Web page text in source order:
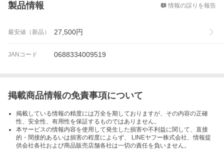
製品情報 情報の誤りを報告
最安値（新品） 27,500円
JANコード 0688334009519
掲載商品情報の免責事項について
掲載している情報の精度には万全を期しておりますが、その内容の正確
性、安全性、有用性を保証するものではありません。
本サービスの情報内容を使用して発生した損害や不利益に関して、直接
的・間接的あるいは損害の程度によらず、 LINEヤフー株式会社、情報提
供会社各社および商品販売店舗各社は一切の責任を負いません。